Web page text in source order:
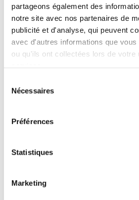
partageons également des
notre site avec nos partenaires de
publicité et d'analyse, qui peuvent
avec d'autres informations que
ou qu'ils ont collectées lors de votre
Nécessaires
Préférences
Statistiques
Marketing